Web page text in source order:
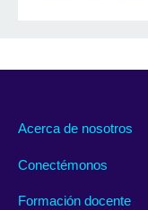
Acerca de nosotros
Conectémonos
Formación docente